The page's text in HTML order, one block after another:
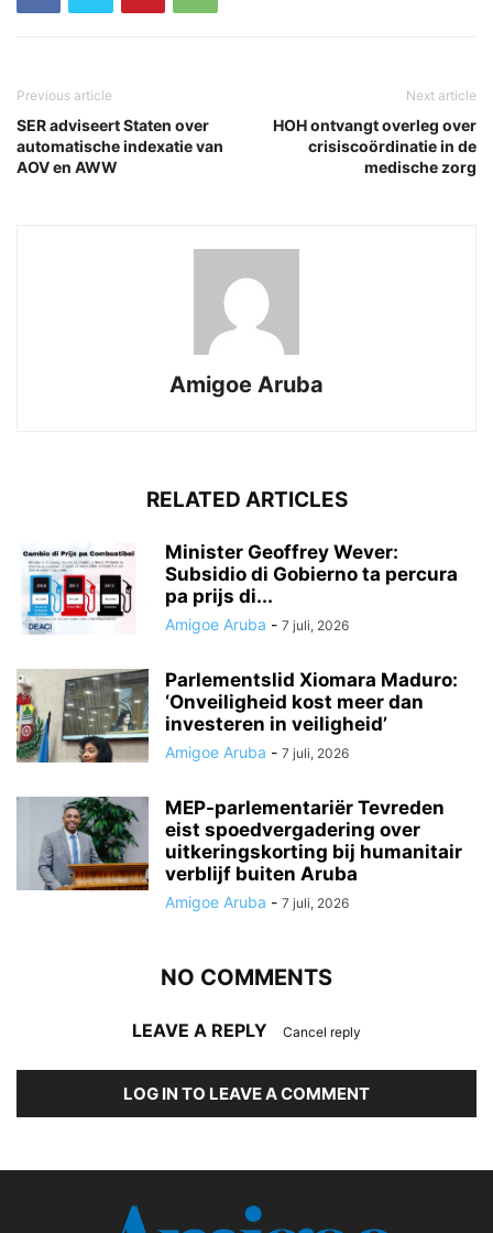
Previous article
SER adviseert Staten over
automatische indexatie van
AOV en AWW
Next article
HOH ontvangt overleg over
crisiscoördinatie in de
medische zorg
Amigoe Aruba
RELATED ARTICLES
Minister Geoffrey Wever:
Subsidio di Gobierno ta percura
pa prijs di...
Amigoe Aruba - 7 juli, 2026
Parlementslid Xiomara Maduro:
‘Onveiligheid kost meer dan
investeren in veiligheid’
Amigoe Aruba - 7 juli, 2026
MEP-parlementariër Tevreden
eist spoedvergadering over
uitkeringskorting bij humanitair
verblijf buiten Aruba
Amigoe Aruba - 7 juli, 2026
NO COMMENTS
LEAVE A REPLY Cancel reply
LOG IN TO LEAVE A COMMENT